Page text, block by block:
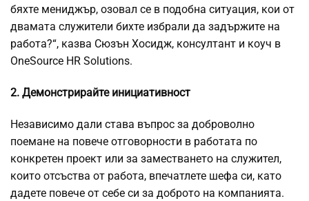
бяхте мениджър, озовал се в подобна ситуация, кои от
двамата служители бихте избрали да задържите на
работа?“, казва Сюзън Хосидж, консултант и коуч в
OneSource HR Solutions.
2. Демонстрирайте инициативност
Независимо дали става въпрос за доброволно
поемане на повече отговорности в работата по
конкретен проект или за заместването на служител,
които отсъства от работа, впечатлете шефа си, като
дадете повече от себе си за доброто на компанията.